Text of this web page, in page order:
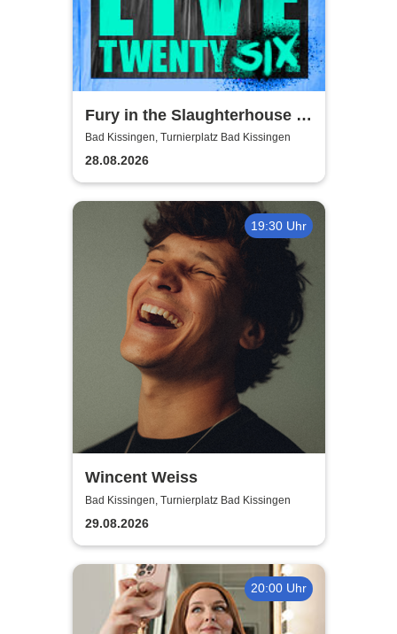
Fury in the Slaughterhouse -
Fury Live Twenty Six
Bad Kissingen, Turnierplatz Bad Kissingen
28.08.2026
19:30 Uhr
Wincent Weiss
Bad Kissingen, Turnierplatz Bad Kissingen
29.08.2026
20:00 Uhr